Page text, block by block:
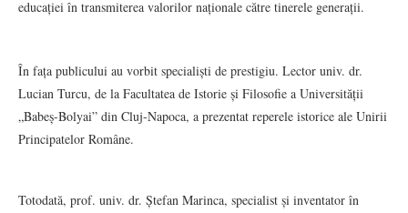
educației în transmiterea valorilor naționale către tinerele generații.
În fața publicului au vorbit specialiști de prestigiu. Lector univ. dr.
Lucian Turcu, de la Facultatea de Istorie și Filosofie a Universității
„Babeș-Bolyai” din Cluj-Napoca, a prezentat reperele istorice ale Unirii
Principatelor Române.
Totodată, prof. univ. dr. Ștefan Marinca, specialist și inventator în